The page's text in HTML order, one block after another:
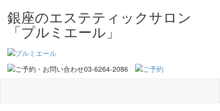
銀座のエステティックサロン
「プルミエール」